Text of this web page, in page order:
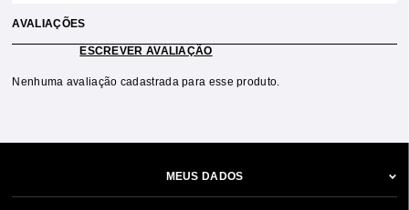
AVALIAÇÕES
ESCREVER AVALIAÇÃO
Nenhuma avaliação cadastrada para esse produto.
MEUS DADOS